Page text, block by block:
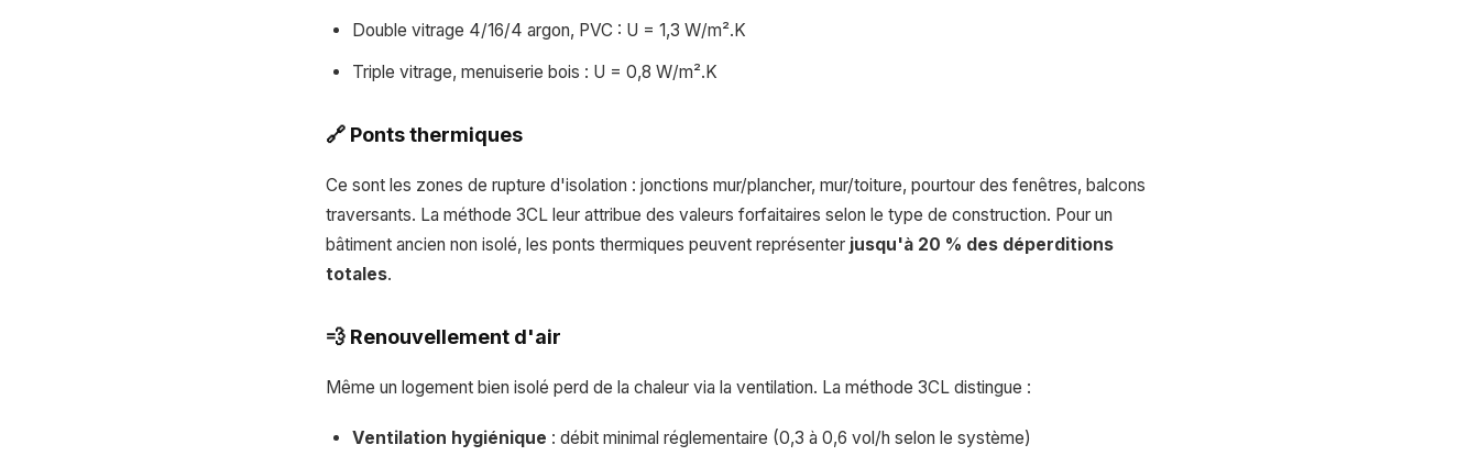
Double vitrage 4/16/4 argon, PVC : U = 1,3 W/m².K
Triple vitrage, menuiserie bois : U = 0,8 W/m².K
🔗 Ponts thermiques
Ce sont les zones de rupture d'isolation : jonctions mur/plancher, mur/toiture, pourtour des fenêtres, balcons
traversants. La méthode 3CL leur attribue des valeurs forfaitaires selon le type de construction. Pour un
bâtiment ancien non isolé, les ponts thermiques peuvent représenter jusqu'à 20 % des déperditions
totales.
💨 Renouvellement d'air
Même un logement bien isolé perd de la chaleur via la ventilation. La méthode 3CL distingue :
Ventilation hygiénique : débit minimal réglementaire (0,3 à 0,6 vol/h selon le système)